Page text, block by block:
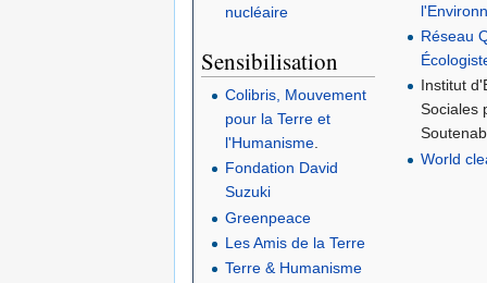
nucléaire
Sensibilisation
Colibris, Mouvement
pour la Terre et
l'Humanisme
Fondation David
Suzuki
Greenpeace
Les Amis de la Terre
Terre & Humanisme
Réseau
Institut
Sociales
World